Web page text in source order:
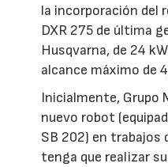
la incorporación del
DXR 275 de última
Husqvarna, de 24
alcance máximo de
Inicialmente, Grupo
nuevo robot
SB 202) en trabajos
tenga que realizar